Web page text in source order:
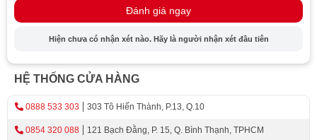
Các phụ kiện bổ sung - Nâng cao trải nghiệm sử
Kích thước và diện tích
Vật liệu và chất lượng
Thiết kế và phong cách của tủ rượu nhập khẩu
Điều kiện bảo quản rượu vang
Đánh giá ngay
Hiện chưa có nhận xét nào. Hãy là người nhận xét đầu tiên
HỆ THỐNG CỬA HÀNG
0888 533 303 303 Tô Hiến Thành, P.13, Q.10
0854 320 088 121 Bạch Đằng, P. 15, Q. Bình Thạnh, TPHCM